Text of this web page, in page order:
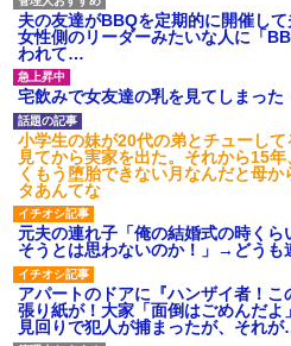
【GIF】JSのカンチョーワロ
タ
後続車にクラクションを鳴ら
され彼氏が逆切れ。「何クラク
ション鳴らしてんだ！降りてこ
いよ！」と怒鳴りだし...
【衝撃】報酬100万円超の治験
募集がこちらｗｗｗｗｗ(※画像
あり)
【ネット騒然】惨殺されたタ
ワマン頂き女子のこの動画、す
げえええええｗｗｗｗｗｗｗｗ
ｗｗｗ
【愕然】白のクラウン俺氏、
高速道路左車線を制限速度で走
った結果wwwwwwwwwwww
百年の恋12-899 食べた量を
張り合ってくる
夫の友達がBBQを定期的に開催して
女性側のリーダーみたいな人に「
われて…
宅飲みで女友達の乳を見てしまった
小学生の妹が20代の弟とチューし
見てから実家を出た。それから15
くもう堕胎できない月なんだと母
タあんてな
元夫の連れ子「俺の結婚式の時く
そうとは思わないのか！」→どう
アパートのドアに『ハンザイ者！
張り紙が！大家「面倒はごめんだ
見回りで犯人が捕まったが、それ